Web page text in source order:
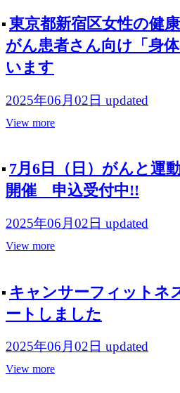
東京都新宿区女性の健
がん患者さん向け「身
います
2025年06月02日 updated
View more
7月6日（日）がんと運
開催 申込受付中!!
2025年06月02日 updated
View more
キャンサーフィットネ
ートしました
2025年06月02日 updated
View more